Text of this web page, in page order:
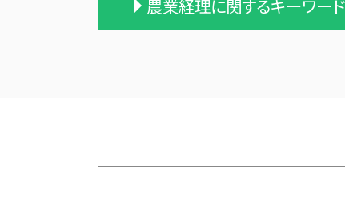
相続税 税理士報酬 相場
相続税と贈与税
税理士 相続 報酬
農業経理に関するキーワード
農業 経費